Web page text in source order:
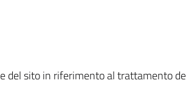
del sito in riferimento al trattamento